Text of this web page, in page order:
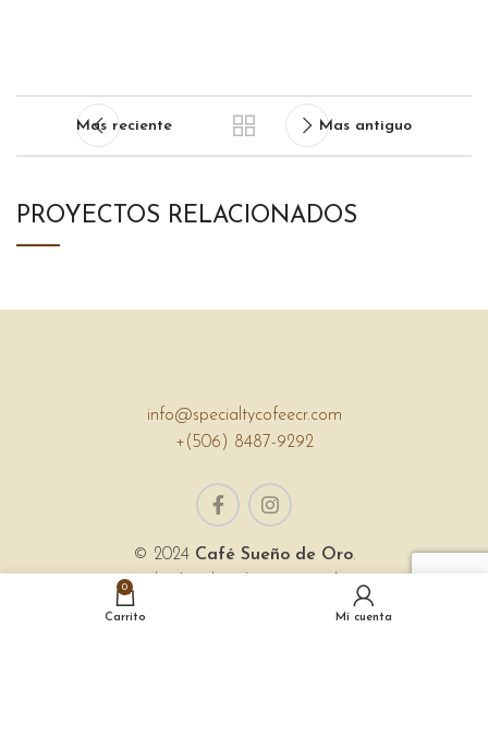
Mas reciente Mas antiguo
PROYECTOS RELACIONADOS
info@specialtycofeecr.com
+(506) 8487-9292
© 2024 Café Sueño de Oro.
Todos los derechos reservados.
Sitio web creado por
Asistente B
0
Carrito Mi cuenta